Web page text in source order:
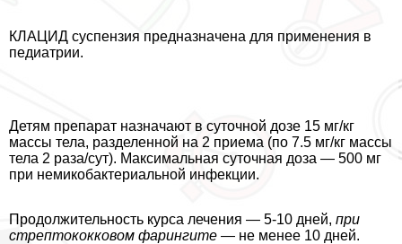
КЛАЦИД суспензия предназначена для применения в
педиатрии.
Детям препарат назначают в суточной дозе 15 мг/кг
массы тела, разделенной на 2 приема (по 7.5 мг/кг массы
тела 2 раза/сут). Максимальная суточная доза — 500 мг
при немикобактериальной инфекции.
Продолжительность курса лечения — 5-10 дней, при
стрептококковом фарингите — не менее 10 дней.